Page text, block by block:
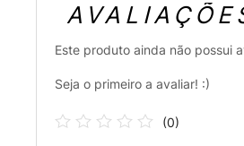
Este produto ainda não possui
Seja o primeiro a avaliar! :)
(0)